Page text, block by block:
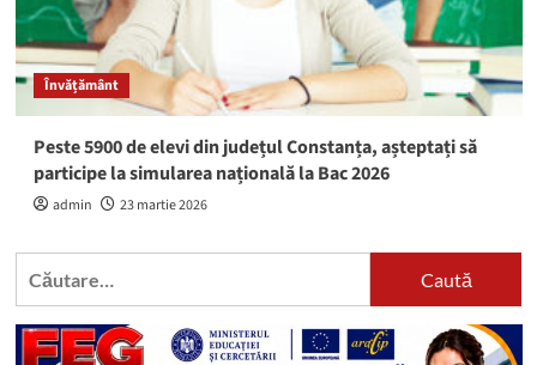
Învățământ
Peste 5900 de elevi din județul Constanța, așteptați să
participe la simularea națională la Bac 2026
admin 23 martie 2026
Caută